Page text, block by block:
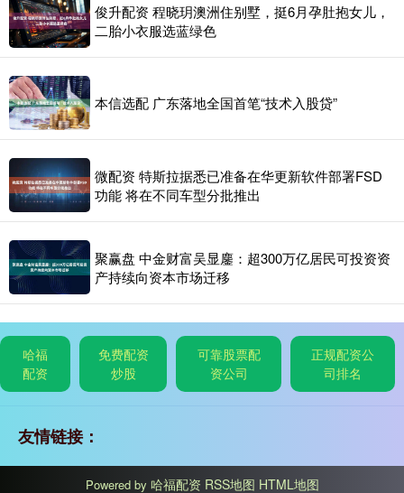
俊升配资 程晓玥澳洲住别墅，挺6月孕肚抱女儿，
二胎小衣服选蓝绿色
本信选配 广东落地全国首笔“技术入股贷”
微配资 特斯拉据悉已准备在华更新软件部署FSD
功能 将在不同车型分批推出
聚赢盘 中金财富吴显鏖：超300万亿居民可投资资
产持续向资本市场迁移
哈福
配资
免费配资
炒股
可靠股票配
资公司
正规配资公
司排名
友情链接：
Powered by 哈福配资 RSS地图 HTML地图